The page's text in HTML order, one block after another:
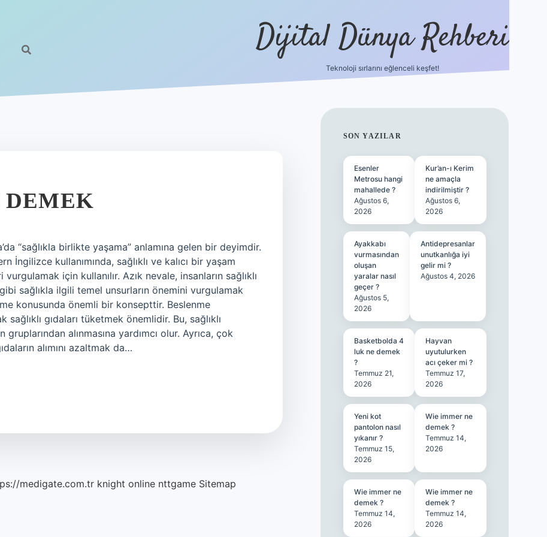
Dijital Dünya Rehberi
Teknoloji sırlarını eğlenceli keşfet!
“sağlıkla birlikte yaşama” anlamına gelen bir deyimdir.
kullanımında, sağlıklı ve kalıcı bir yaşam
için kullanılır. Azık nevale, insanların sağlıklı
sağlıkla ilgili temel unsurların önemini vurgulamak
konusunda önemli bir konsepttir. Beslenme
gıdaları tüketmek önemlidir. Bu, sağlıklı
alınmasına yardımcı olur. Ayrıca, çok
alımını azaltmak da…
medigate.com.tr knight online nttgame Sitemap
SIDEBAR
SON YAZILAR
Esenler
Metrosu hangi
mahallede ?
Ağustos 6,
2026
Kur’an-ı Kerim
ne amaçla
indirilmiştir ?
Ağustos 6,
2026
Ayakkabı
vurmasından
oluşan
yaralar nasıl
geçer ?
Ağustos 5,
2026
Antidepresanlar
unutkanlığa iyi
gelir mi ?
Ağustos 4, 2026
Basketbolda 4
luk ne demek
?
Temmuz 21,
2026
Hayvan
uyutulurken
acı çeker mi ?
Temmuz 17,
2026
Yeni kot
pantolon nasıl
yıkanır ?
Temmuz 15,
2026
Wie immer ne
demek ?
Temmuz 14,
2026
Wie immer ne
demek ?
Temmuz 14,
2026
Wie immer ne
demek ?
Temmuz 14,
2026
tulipbet